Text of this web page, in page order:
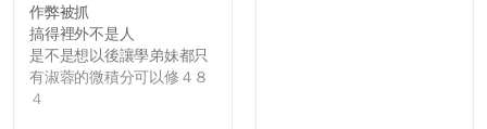
作弊被抓
搞得裡外不是人
是不是想以後讓學弟妹都只
有淑蓉的微積分可以修４８
４